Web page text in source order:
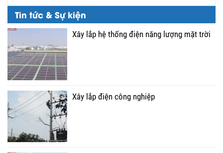
Tin tức & Sự kiện
Xây lắp hệ thống điện năng lượng mặt trời
Xây lắp điện công nghiệp